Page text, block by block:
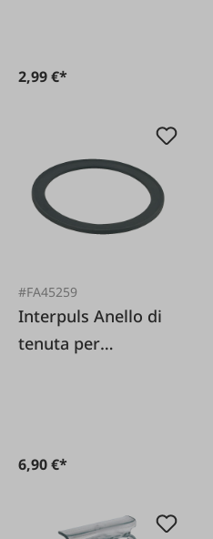
2,99 €*
#FA45259
Interpuls Anello di
tenuta per
6,90 €*